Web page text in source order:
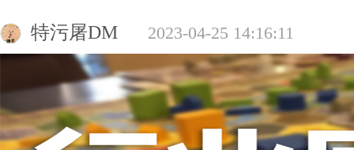
特污屠DM 2023-04-25 14:16:11